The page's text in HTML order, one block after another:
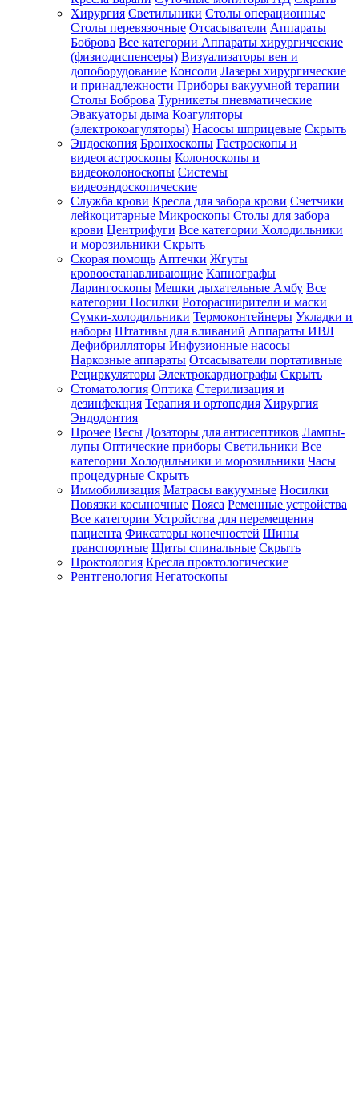
Хирургия Светильники Столы операционные
Столы перевязочные Отсасыватели Аппараты
Боброва Все категории Аппараты хирургические
(физиодиспенсеры) Визуализаторы вен и
допоборудование Консоли Лазеры хирургические
и принадлежности Приборы вакуумной терапии
Столы Боброва Турникеты пневматические
Эвакуаторы дыма Коагуляторы
(электрокоагуляторы) Насосы шприцевые Скрыть
Эндоскопия Бронхоскопы Гастроскопы и
видеогастроскопы Колоноскопы и
видеоколоноскопы Системы
видеоэндоскопические
Служба крови Кресла для забора крови Счетчики
лейкоцитарные Микроскопы Столы для забора
крови Центрифуги Все категории Холодильники
и морозильники Скрыть
Скорая помощь Аптечки Жгуты
кровоостанавливающие Капнографы
Ларингоскопы Мешки дыхательные Амбу Все
категории Носилки Роторасширители и маски
Сумки-холодильники Термоконтейнеры Укладки и
наборы Штативы для вливаний Аппараты ИВЛ
Дефибрилляторы Инфузионные насосы
Наркозные аппараты Отсасыватели портативные
Рециркуляторы Электрокардиографы Скрыть
Стоматология Оптика Стерилизация и
дезинфекция Терапия и ортопедия Хирургия
Эндодонтия
Прочее Весы Дозаторы для антисептиков Лампы-
лупы Оптические приборы Светильники Все
категории Холодильники и морозильники Часы
процедурные Скрыть
Иммобилизация Матрасы вакуумные Носилки
Повязки косыночные Пояса Ременные устройства
Все категории Устройства для перемещения
пациента Фиксаторы конечностей Шины
транспортные Щиты спинальные Скрыть
Проктология Кресла проктологические
Рентгенология Негатоскопы